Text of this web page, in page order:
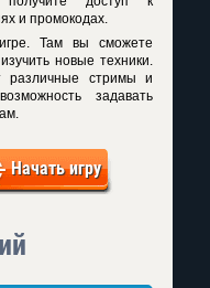
и промокодах.
Там вы сможете
новые техники.
различные стримы и
задавать
Начать игру